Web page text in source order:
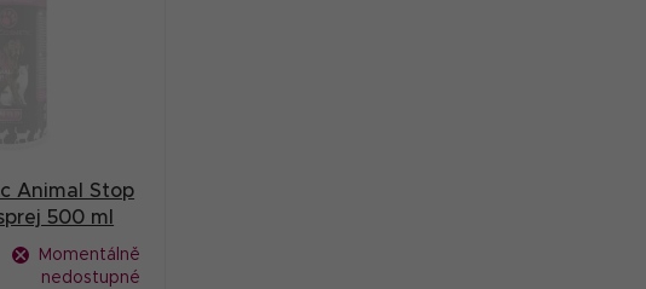
Animal Stop
500 ml
Momentálně
nedostupné